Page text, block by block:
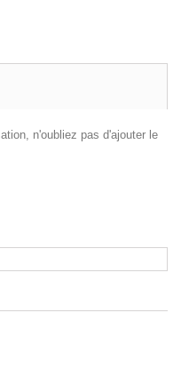
n'oubliez pas d'ajouter le